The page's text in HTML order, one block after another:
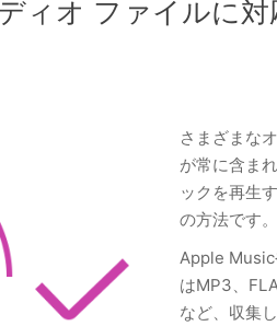
ィオ ファイルに
さまざまな
が常に含ま
ックを再生
の方法です。
Apple Music
はMP3、
など、収集